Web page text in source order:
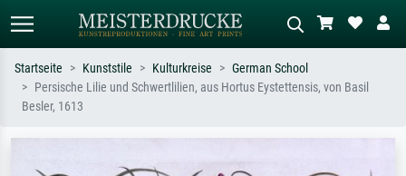
Sternennacht, Impressionismus, Welle
Ölgemälde, Stehender Akt neben einem
Startseite Kunststile Kulturkreise
German School
Persische Lilie und Schwertlilien, aus Hortus Eystettensis, von Basil
Besler, 1613